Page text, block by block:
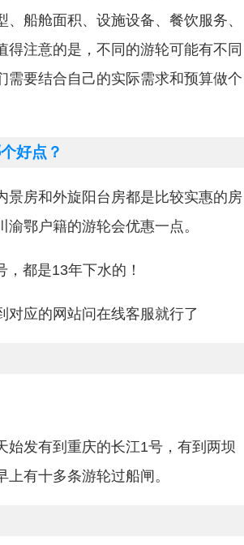
船舱面积、设施设备、餐饮服务、
注意的是，不同的游轮可能有不同
需要结合自己的实际需求和预算做个
好点？
景房和外旋阳台房都是比较实惠的房
鄂户籍的游轮会优惠一点。
都是13年下水的！
对应的网站问在线客服就行了
发有到重庆的长江1号，有到两坝
有十多条游轮过船闸。